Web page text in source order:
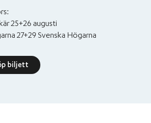
25+26 augusti
27+29 Svenska Högarna
biljett